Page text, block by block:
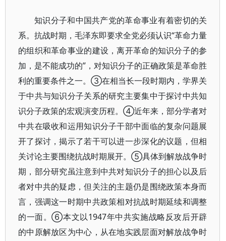
知识分子和中国共产党的革命事业有着密切的关
系。抗战时期，毛泽东即要求全党必须认识“革命力量
的组织和革命事业的建设，离开革命的知识分子的参
加，是不能成功的”，对知识分子的正确政策是革命胜
利的重要条件之一。③在相当长一段时期内，学界关
于中共与知识分子关系的研究主要集中于探讨中共知
识分子政策的宏观演变历程。④近年来，部分学者对
中共在吸收和运用知识分子干部中面临的复杂问题展
开了探讨，揭示了若干可以进一步深化的议题，但相
关讨论主要围绕抗战时期展开。⑤具体到解放战争时
期，部分研究虽注意到中共对知识分子的担心以及后
者对中共的疑虑，但关注的主题仍是围绕政策本身而
言，强调这一时期中共政策相对抗战时期延续和调整
的一面。⑥本文以1947年中共实施战略反攻后开辟
的中原解放区为中心，从在地实践层面对解放战争时